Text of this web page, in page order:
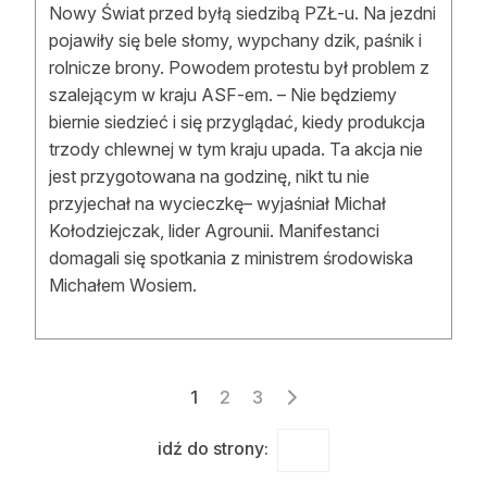
Nowy Świat przed byłą siedzibą PZŁ-u. Na jezdni
pojawiły się bele słomy, wypchany dzik, paśnik i
rolnicze brony. Powodem protestu był problem z
szalejącym w kraju ASF-em. – Nie będziemy
biernie siedzieć i się przyglądać, kiedy produkcja
trzody chlewnej w tym kraju upada. Ta akcja nie
jest przygotowana na godzinę, nikt tu nie
przyjechał na wycieczkę– wyjaśniał Michał
Kołodziejczak, lider Agrounii. Manifestanci
domagali się spotkania z ministrem środowiska
Michałem Wosiem.
Stronicowanie
1 2 3
idź do strony: